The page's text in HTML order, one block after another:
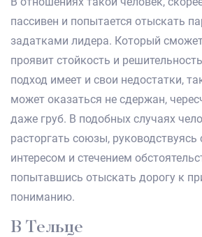
пассивен и попытается отыскать
задатками лидера. Который
проявит стойкость и
подход имеет и свои недостатки,
может оказаться не сдержан,
даже груб. В подобных случаях
расторгать союзы,
интересом и стечением
попытавшись отыскать дорогу к
пониманию.
В Тельце